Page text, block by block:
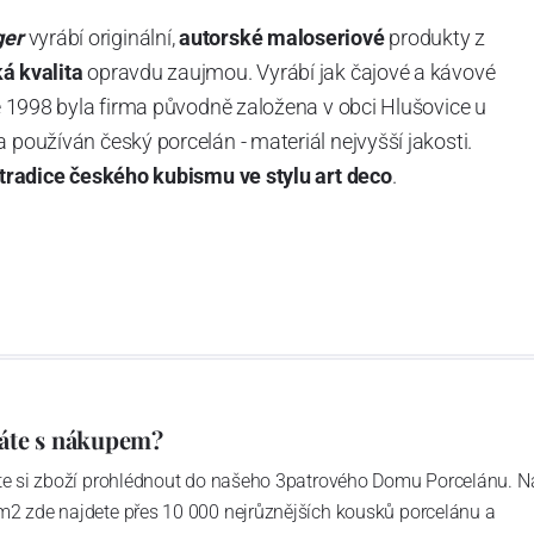
vyrábí originální,autorské maloseriovéprodukty z
kvalitaopravdu zaujmou. Vyrábí jak čajové a kávové
byla firma původně založena v obci Hlušovice u
používán český porcelán - materiál nejvyšší jakosti.
českého kubismu ve stylu art deco.
s nákupem?
si zboží prohlédnout do našeho 3patrového Domu Porcelánu.
zde najdete přes 10 000 nejrůznějších kousků porcelánu a